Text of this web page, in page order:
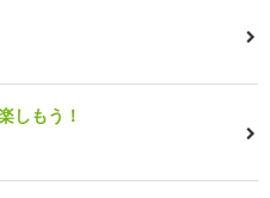
しもう！